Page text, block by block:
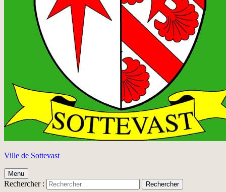
Ville de Sottevast
Menu
Rechercher :